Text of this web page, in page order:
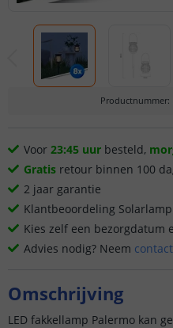
Productnummer:
Voor 23:45 uur besteld,
Gratis retour binnen 100
2 jaar garantie
Klantbeoordeling
Kies zelf een bezorgdatum
Advies nodig? Neem contact
Omschrijving
LED fakkellamp Palermo kan